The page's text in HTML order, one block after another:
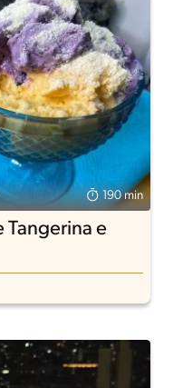
190 min
Tangerina e